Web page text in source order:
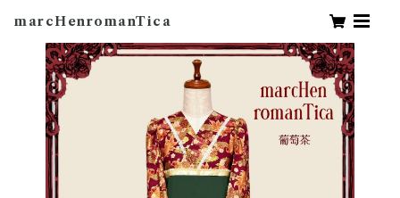
marcHenromanTica